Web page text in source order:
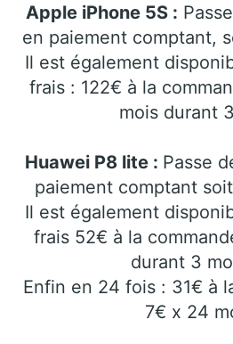
Apple iPhone 5S :
en paiement comptant,
Il est également
frais : 122€ à la
mois durant
Huawei P8 lite : Passe
paiement comptant
Il est également
frais 52€ à la
durant 3
Enfin en 24 fois : 31€ à
7€ x 24